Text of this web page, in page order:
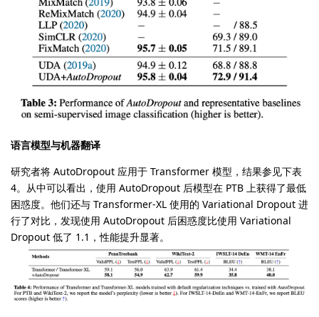
语言模型与机器翻译
研究者将 AutoDropout 应用于 Transformer 模型，结果参见下表
4。从中可以看出，使用 AutoDropout 后模型在 PTB 上获得了最低
困惑度。他们还与 Transformer-XL 使用的 Variational Dropout 进
行了对比，发现使用 AutoDropout 后困惑度比使用 Variational
Dropout 低了 1.1，性能提升显著。